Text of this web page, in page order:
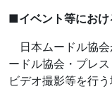
■イベント等にお
日本ムードル協会
ードル協会・プレ
ビデオ撮影等を行